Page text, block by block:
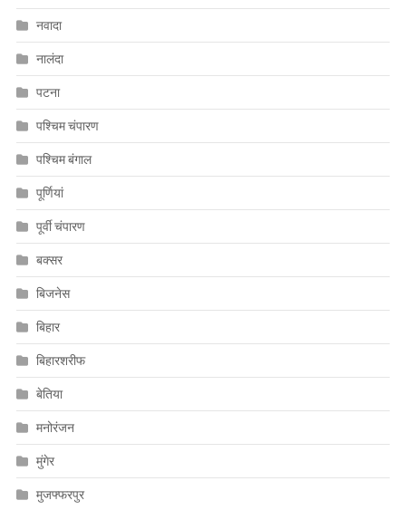
नवादा
नालंदा
पटना
पश्चिम चंपारण
पश्चिम बंगाल
पूर्णियां
पूर्वी चंपारण
बक्सर
बिजनेस
बिहार
बिहारशरीफ
बेतिया
मनोरंजन
मुंगेर
मुजफ्फरपुर